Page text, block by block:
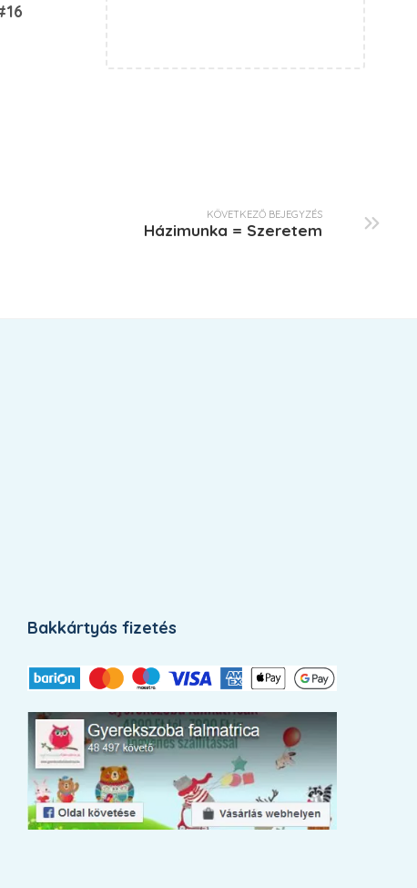
KÖVETKEZŐ BEJEGYZÉS
Házimunka = Szeretem
Bakkártyás fizetés